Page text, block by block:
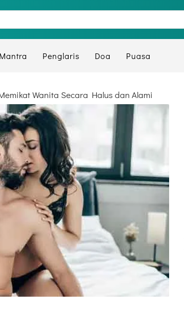
Mantra Penglaris Doa Puasa
Wanita Secara Halus dan Alami